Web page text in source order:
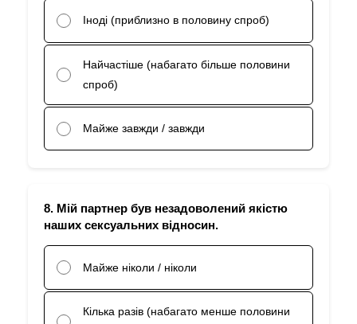
Іноді (приблизно в половину спроб)
Найчастіше (набагато більше половини
спроб)
Майже завжди / завжди
8. Мій партнер був незадоволений якістю
наших сексуальних відносин.
Майже ніколи / ніколи
Кілька разів (набагато менше половини